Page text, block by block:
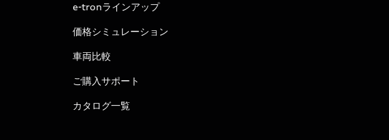
e-tronラインアップ
価格シミュレーション
車両比較
ご購入サポート
カタログ一覧